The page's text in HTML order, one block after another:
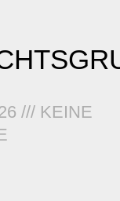
KEINE